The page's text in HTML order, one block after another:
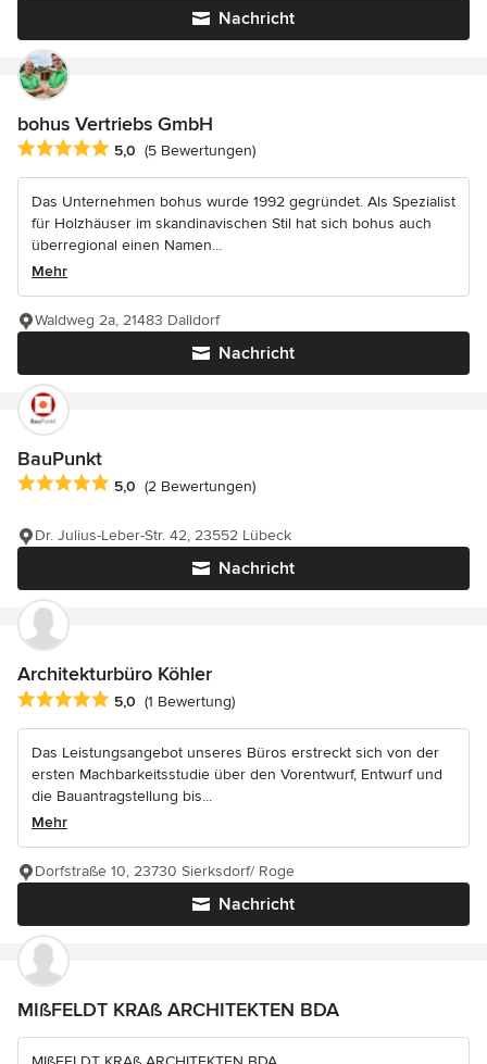
Nachricht
bohus Vertriebs GmbH
Durchschnittliche Bewertung: 5 von 5 Sternen
5,0 (5 Bewertungen)
Das Unternehmen bohus wurde 1992 gegründet. Als Spezialist
für Holzhäuser im skandinavischen Stil hat sich bohus auch
überregional einen Namen...
Mehr
Nachricht
Waldweg 2a, 21483 Dalldorf
BauPunkt
Durchschnittliche Bewertung: 5 von 5 Sternen
5,0 (2 Bewertungen)
Nachricht
Dr. Julius-Leber-Str. 42, 23552 Lübeck
Architekturbüro Köhler
Durchschnittliche Bewertung: 5 von 5 Sternen
5,0 (1 Bewertung)
Das Leistungsangebot unseres Büros erstreckt sich von der
ersten Machbarkeitsstudie über den Vorentwurf, Entwurf und
die Bauantragstellung bis...
Mehr
Nachricht
Dorfstraße 10, 23730 Sierksdorf/ Roge
MIßFELDT KRAß ARCHITEKTEN BDA